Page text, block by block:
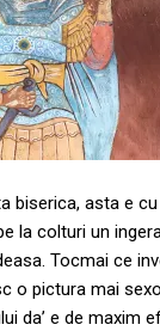
biserica, asta e
la colturi un
Tocmai ce
o pictura mai
da’ e de maxim